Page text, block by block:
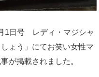
1日号 レディ・マジシャ
ょう」にてお笑い女性マ
が掲載されました。